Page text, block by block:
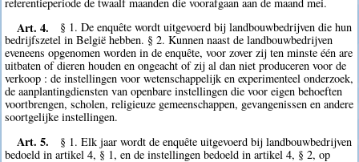
Art. 4.
§ 1. De enquête wordt uitgevoerd bij landbouwbedrijven die hun
bedrijfszetel in België hebben. § 2. Kunnen naast de landbouwbedrijven
eveneens opgenomen worden in de enquête, voor zover zij ten minste één are
uitbaten of dieren houden en ongeacht of zij al dan niet produceren voor de
verkoop : de instellingen voor wetenschappelijk en experimenteel onderzoek,
de aanplantingdiensten van openbare instellingen die voor eigen behoeften
voortbrengen, scholen, religieuze gemeenschappen, gevangenissen en andere
soortgelijke instellingen.
Art. 5.
§ 1. Elk jaar wordt de enquête uitgevoerd bij landbouwbedrijven
bedoeld in artikel 4, § 1, en de instellingen bedoeld in artikel 4, § 2, op